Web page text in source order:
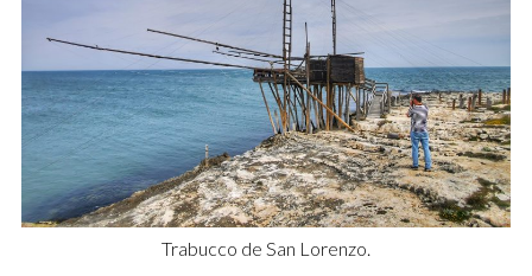
Trabucco de San Lorenzo.